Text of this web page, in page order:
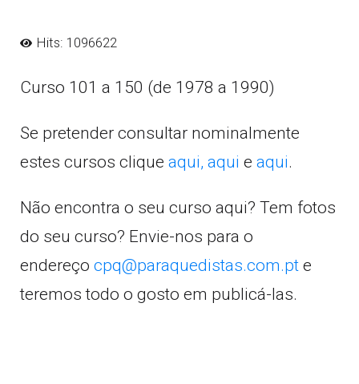
Hits: 1096622
Curso 101 a 150 (de 1978 a 1990)
Se pretender consultar nominalmente
estes cursos clique aqui, aqui e aqui.
Não encontra o seu curso aqui? Tem fotos
do seu curso? Envie-nos para o
endereço cpq@paraquedistas.com.pt e
teremos todo o gosto em publicá-las.